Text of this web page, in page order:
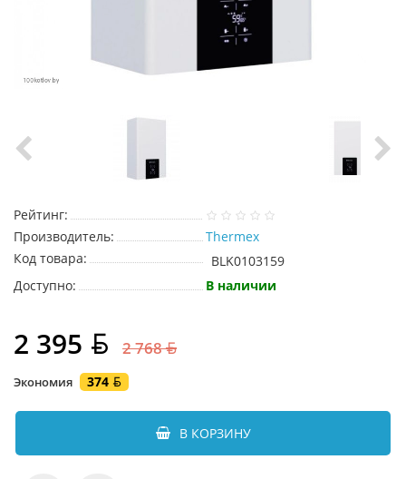
Рейтинг:
Производитель:
Thermex
Код товара:
BLK0103159
Доступно:
В наличии
2 395 2 768
Экономия 374
В КОРЗИНУ